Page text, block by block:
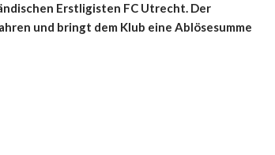
Erstligisten FC Utrecht. Der
und bringt dem Klub eine Ablösesumme